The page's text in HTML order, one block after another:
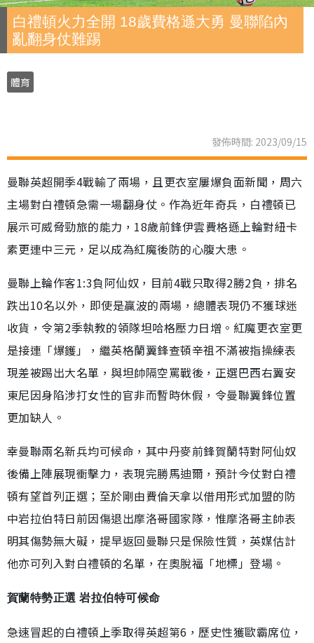
白禮頓火力全開 18歲費格遜大勇 曼聯陷內
亂翻身仗難踢
體育
發佈時間: 2023/09/15
曼聯英超開季4戰輸了兩場，且更衣室屢爆負面新聞，周六
主場對白禮頓急需一場翻身仗。作為近年奇兵，白禮頓已
展示可威脅勁旅的能力，18歲前鋒伊雲費格遜上輪對紐卡
素更連中三元，足以成為紅魔後防的心腹大患。
曼聯上輪作客1:3負阿仙奴，目前4戰只取得2勝2負，排名
跌出10名以外，即使是贏波的兩場，總體表現仍不獲球迷
收貨，令第2季執教的領隊坦哈格壓力日增。紅魔更衣室更
是接連「爆鑊」，繼英格蘭翼鋒查頓辛祖不滿被指操練表
現差被踢出大名單，與坦帥隔空罵戰後，正選巴西右翼安
東尼因身陷涉打女性的官非而暫時休假，令曼聯翼鋒位置
更加缺人。
幸曼聯兩名新兵均可候命，其中丹麥前鋒賀蘭特對阿仙奴
後備上陣展現衝擊力，表現完勝馬迪爾，預計今仗對白禮
頓有望首列正選；至於剛由費倫天拿以借用形式加盟的防
中岩拉伯特日前因傷退出摩洛哥國家隊，惟摩洛哥主帥表
明其傷勢無大礙，提早返回曼聯只是保險性質，英媒估計
他亦可列入對白禮頓的名單，在奧脫福「地標」登場。
賀蘭特勢正選 岩拉伯特可候命
急速冒起的白禮頓上季取得英超第6，歷史性獲歐霸席位，